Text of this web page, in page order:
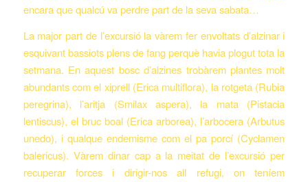
encara que qualcú va perdre part de la seva sabata…
La major part de l’excursió la vàrem fer envoltats d’alzinar i
esquivant bassiots plens de fang perquè havia plogut tota la
setmana. En aquest bosc d’alzines trobàrem plantes molt
abundants com el xiprell (Erica multiflora), la rotgeta (Rubia
peregrina), l’aritja (Smilax aspera), la mata (Pistacia
lentiscus), el bruc boal (Erica arborea), l’arbocera (Arbutus
unedo), i qualque endemisme com el pa porcí (Cyclamen
balericus). Vàrem dinar cap a la meitat de l’excursió per
recuperar forces i dirigir-nos all refugi, on teníem